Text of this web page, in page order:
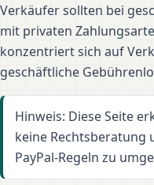
Verkäufer sollten bei
mit privaten
konzentriert sich auf
geschäftliche
Hinweis: Diese Seite
keine Rechtsberatung
PayPal-Regeln zu